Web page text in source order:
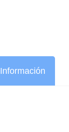
Información